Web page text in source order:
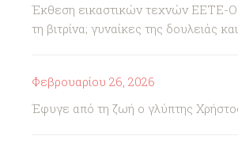
Έκθεση εικαστικών τεχνών ΕΕΤΕ-
τη βιτρίνα; γυναίκες της δουλειάς
Φεβρουαρίου 26, 2026
Έφυγε από τη ζωή ο γλύπτης